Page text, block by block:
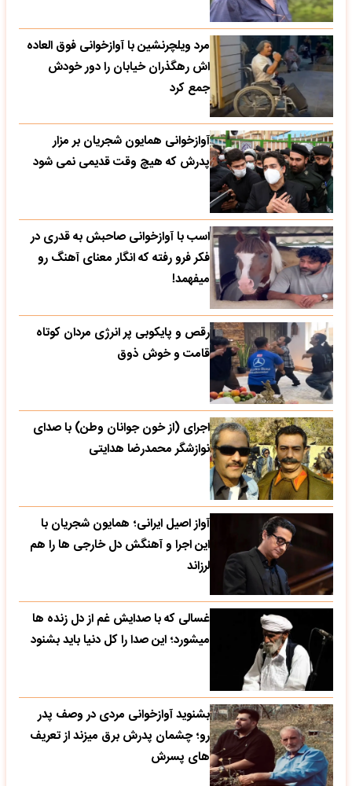
مرد ویلچرنشین با آوازخوانی فوق العاده
اش رهگذران خیابان را دور خودش
جمع کرد
آوازخوانی همایون شجریان بر مزار
پدرش که هیچ وقت قدیمی نمی شود
اسب با آوازخوانی صاحبش به قدری در
فکر فرو رفته که انگار معنای آهنگ رو
میفهمد!
رقص و پایکوبی پر انرژی مردان کوتاه
قامت و خوش ذوق
اجرای (از خون جوانان وطن) با صدای
نوازشگر محمدرضا هدایتی
آواز اصیل ایرانی؛ همایون شجریان با
این اجرا و آهنگش دل خارجی ها را هم
لرزاند
غسالی که با صدایش غم از دل زنده ها
میشورد؛ این صدا را کل دنیا باید بشنود
بشنوید آوازخوانی مردی در وصف پدر
رو؛ چشمان پدرش برق میزند از تعریف
های پسرش